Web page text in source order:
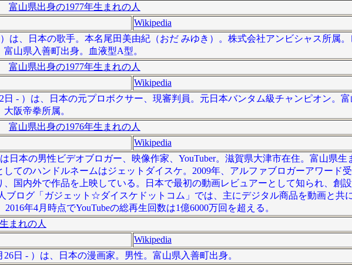
富山県出身の1977年生まれの人
Wikipedia
は、日本の歌手。本名尾田美由紀（おだ みゆき）。株式会社アンビシャス所属
山県入善町出身。血液型A型。
富山県出身の1977年生まれの人
Wikipedia
- ）は、日本の元プロボクサー、現審判員。元日本バンタム級チャンピオン。富
阪帝拳所属。
富山県出身の1976年生まれの人
Wikipedia
日本の男性ビデオブロガー、映像作家、YouTuber。滋賀県大津市在住。富山県生
てのハンドルネームはジェットダイスケ。2009年、アルファブロガーアワード
国内外で作品を上映している。日本で最初の動画レビュアーとして知られ、創
ブログ「ガジェット☆ダイスケドットコム」では、主にデジタル商品を動画と共
年4月時点でYouTubeの総再生回数は1億6000万回を超える。
まれの人
Wikipedia
日 - ）は、日本の漫画家。男性。富山県入善町出身。